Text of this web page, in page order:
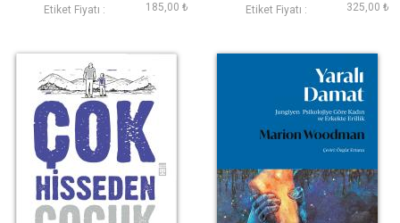
Etiket Fiyatı : 185,00 ₺ Etiket Fiyatı : 325,00 ₺